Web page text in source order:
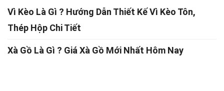
Vì Kèo Là Gì ? Hướng Dẫn Thiết Kế Vì Kèo Tôn,
Thép Hộp Chi Tiết
Xà Gồ Là Gì ? Giá Xà Gồ Mới Nhất Hôm Nay